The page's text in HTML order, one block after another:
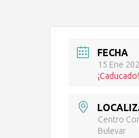
FECHA
15 Ene
¡Caducado!
Centro
Bulevar